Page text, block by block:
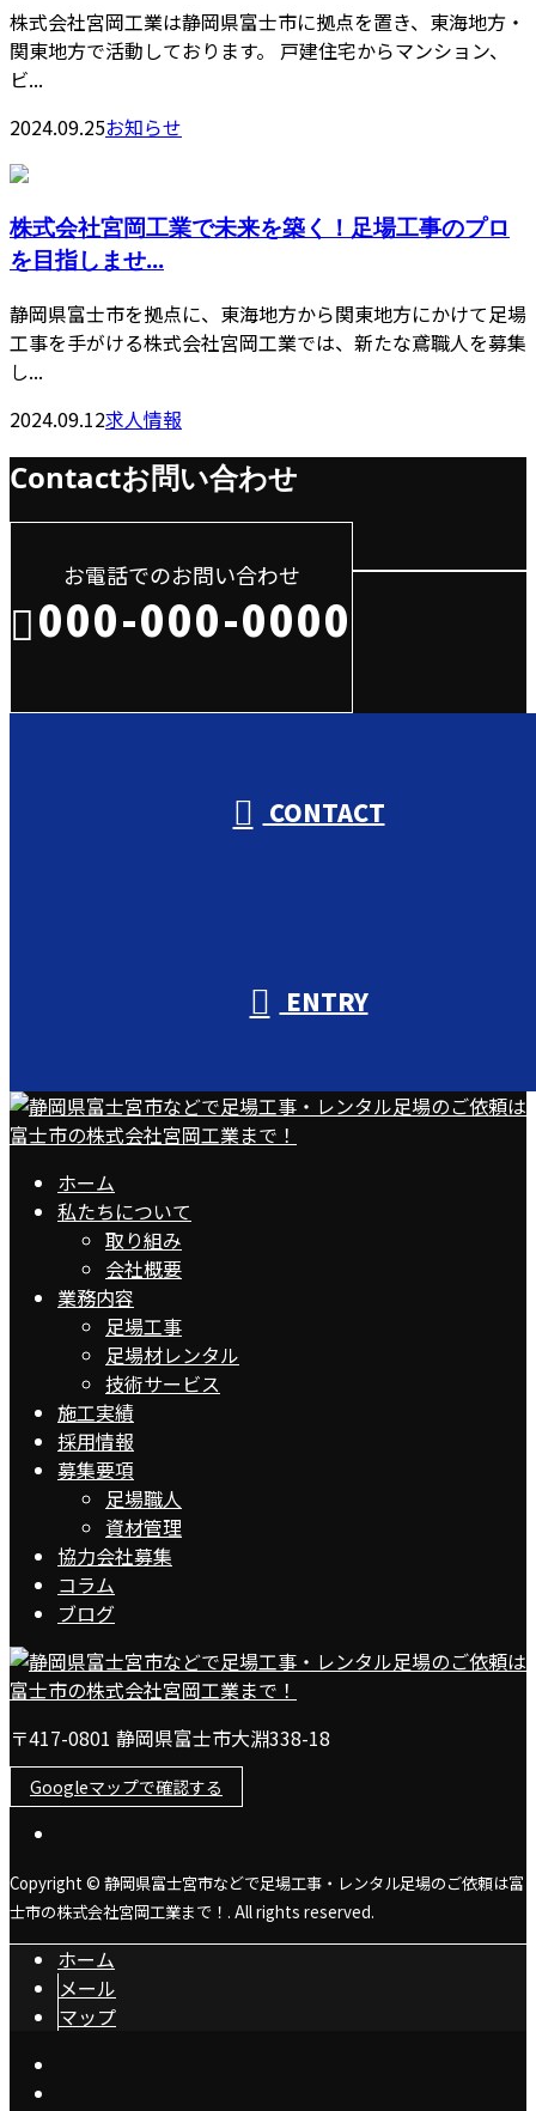
株式会社宮岡工業は静岡県富士市に拠点を置き、東海地方・
関東地方で活動しております。 戸建住宅からマンション、
ビ...
2024.09.25お知らせ
株式会社宮岡工業で未来を築く！足場工事のプロ
を目指しませ...
静岡県富士市を拠点に、東海地方から関東地方にかけて足場
工事を手がける株式会社宮岡工業では、新たな鳶職人を募集
し...
2024.09.12求人情報
Contactお問い合わせ
お電話でのお問い合わせ
000-000-0000
CONTACT
ENTRY
ホーム
私たちについて
取り組み
会社概要
業務内容
足場工事
足場材レンタル
技術サービス
施工実績
採用情報
募集要項
足場職人
資材管理
協力会社募集
コラム
ブログ
〒417-0801 静岡県富士市大淵338-18
Googleマップで確認する
Copyright © 静岡県富士宮市などで足場工事・レンタル足場のご依頼は富
士市の株式会社宮岡工業まで！. All rights reserved.
ホーム
メール
マップ